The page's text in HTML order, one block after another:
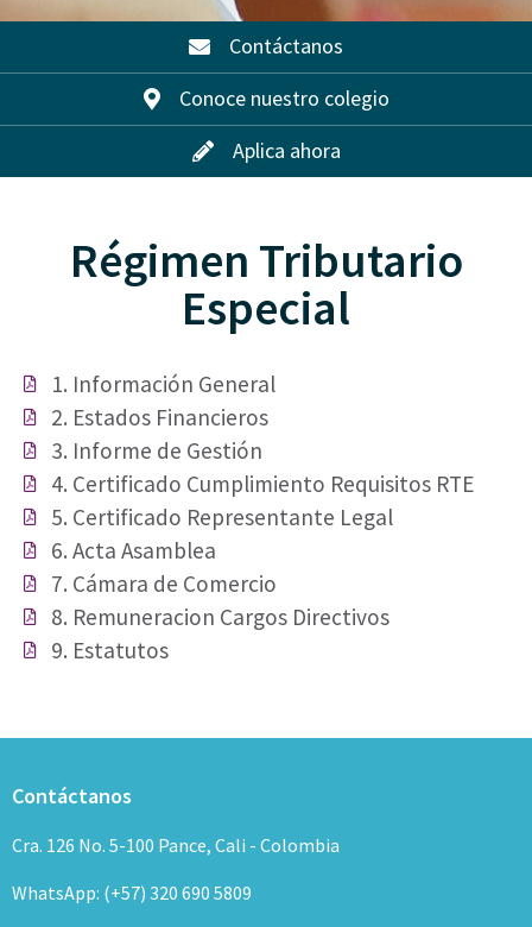
Contáctanos
Conoce nuestro colegio
Aplica ahora
Régimen Tributario
Especial
1. Información General
2. Estados Financieros
3. Informe de Gestión
4. Certificado Cumplimiento Requisitos RTE
5. Certificado Representante Legal
6. Acta Asamblea
7. Cámara de Comercio
8. Remuneracion Cargos Directivos
9. Estatutos
Contáctanos
Cra. 126 No. 5-100 Pance, Cali - Colombia
WhatsApp: (+57) 320 690 5809